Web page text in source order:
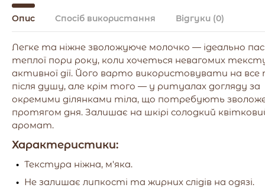
Опис Спосіб використання Відгуки (0)
Легке та ніжне зволожуюче молочко — ідеально
теплої пори року, коли хочеться невагомих
активної дії. Його варто використовувати на все
після душу, але крім того — у ритуалах догляду за
окремими ділянками тіла, що потребують
протягом дня. Залишає на шкірі солодкий
аромат.
Характеристики:
Текстура ніжна, м'яка.
Не залишає липкості та жирних слідів на одязі.